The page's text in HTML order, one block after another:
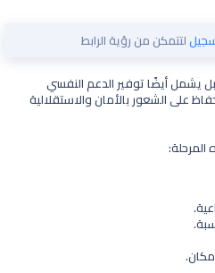
لتتمكن من رؤية الرابط
يشمل أيضًا توفير الدعم النفسي
على الشعور بالأمان والاستقلالية
المرحلة: